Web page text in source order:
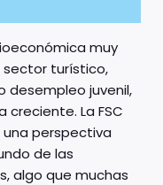
muy
turístico,
desempleo juvenil,
La FSC
perspectiva
de las
algo que muchas